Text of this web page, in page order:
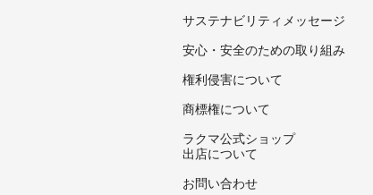
サステナビリティメッセージ
安心・安全のための取り組み
権利侵害について
商標権について
ラクマ公式ショップ
出店について
お問い合わせ